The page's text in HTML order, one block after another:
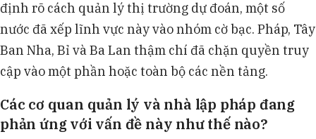
định rõ cách quản lý thị trường dự đoán, một số
nước đã xếp lĩnh vực này vào nhóm cờ bạc. Pháp, Tây
Ban Nha, Bỉ và Ba Lan thậm chí đã chặn quyền truy
cập vào một phần hoặc toàn bộ các nền tảng.
Các cơ quan quản lý và nhà lập pháp đang
phản ứng với vấn đề này như thế nào?